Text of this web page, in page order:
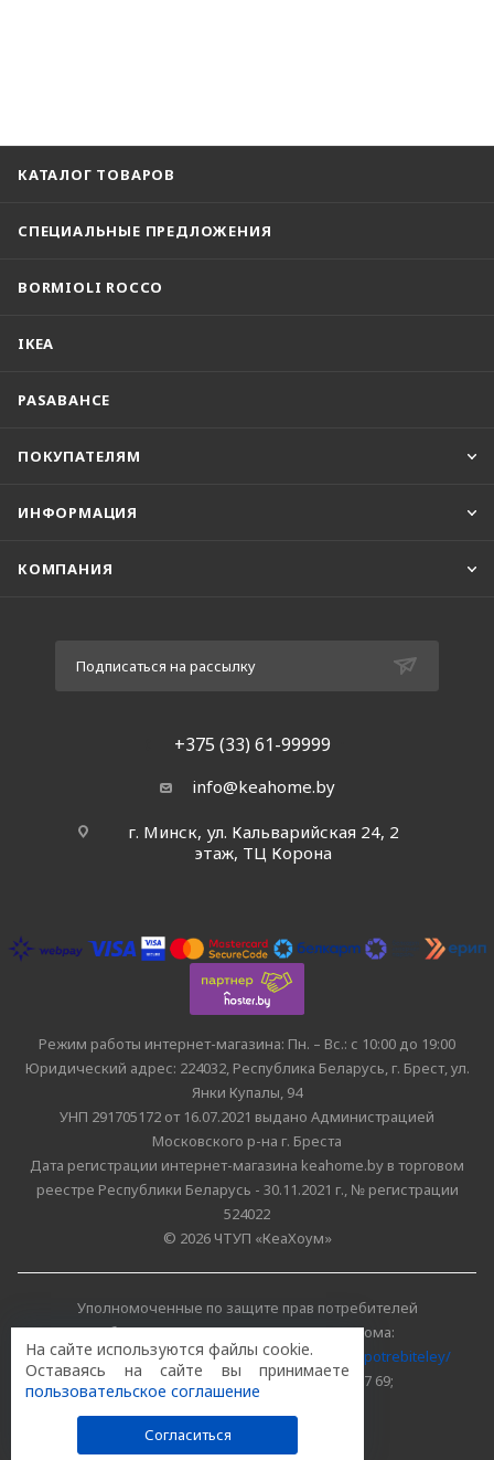
КАТАЛОГ ТОВАРОВ
СПЕЦИАЛЬНЫЕ ПРЕДЛОЖЕНИЯ
BORMIOLI ROCCO
IKEA
PASABAHCE
ПОКУПАТЕЛЯМ
ИНФОРМАЦИЯ
КОМПАНИЯ
Подписаться на рассылку
+375 (33) 61-99999
info@keahome.by
г. Минск, ул. Кальварийская 24, 2
этаж, ТЦ Корона
Режим работы интернет-магазина: Пн. – Вс.: с 10:00 до 19:00
Юридический адрес: 224032, Республика Беларусь, г. Брест, ул.
Янки Купалы, 94
УНП 291705172 от 16.07.2021 выдано Администрацией
Московского р-на г. Бреста
Дата регистрации интернет-магазина keahome.by в торговом
реестре Республики Беларусь - 30.11.2021 г., № регистрации
524022
© 2026 ЧТУП «КеаХоум»
Уполномоченные по защите прав потребителей
облисполкомов, Минского горисполкома:
https://www.mart.gov.by/activity/zashchita-prav-potrebiteley/
БРЕСТСКАЯ ОБЛАСТЬ тел. (80162) 26 97 69;
На сайте используются файлы cookie.
Оставаясь на сайте вы принимаете
пользовательское соглашение
Согласиться